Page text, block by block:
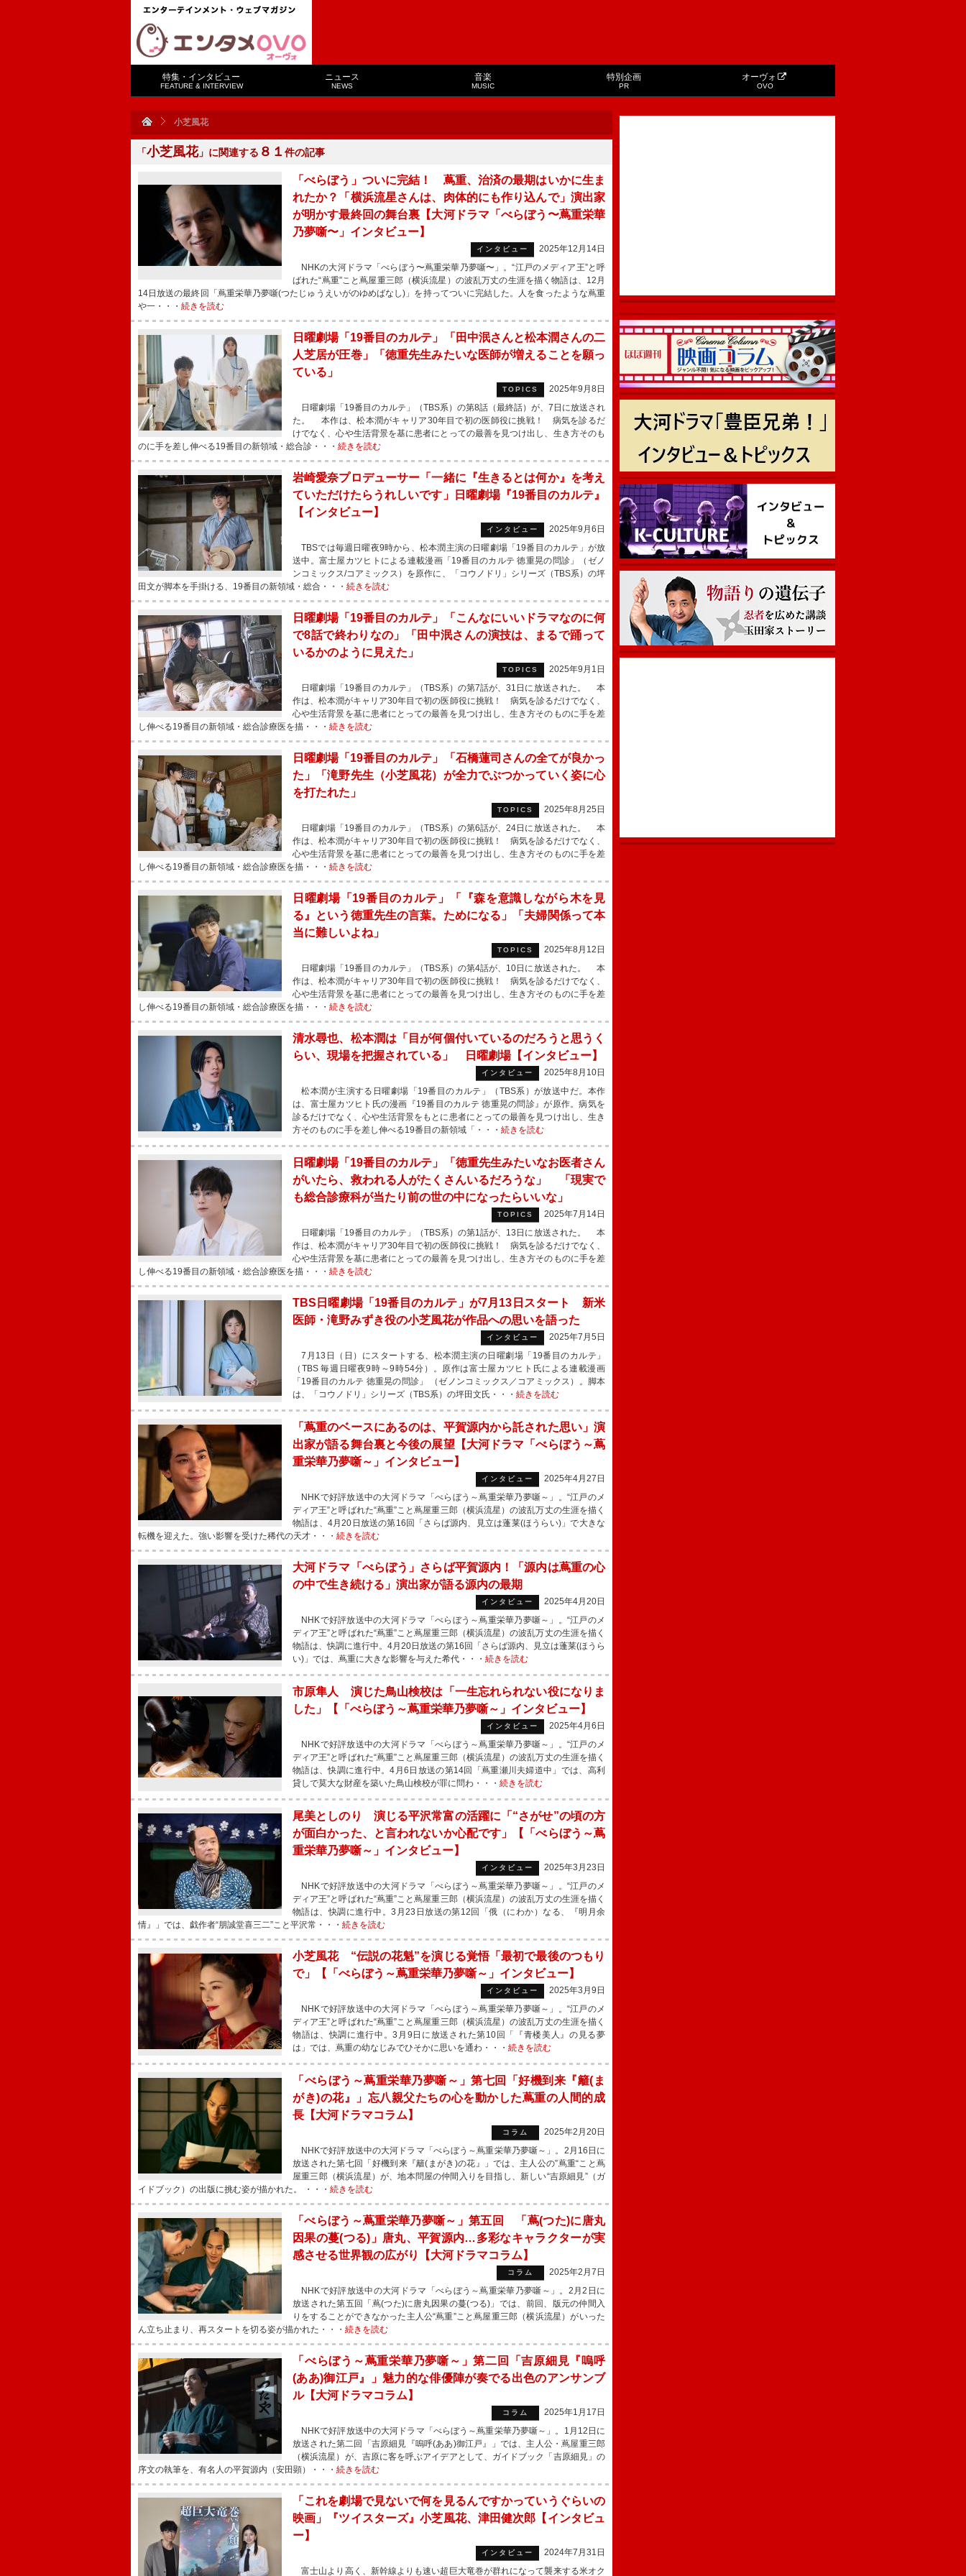
特集・インタビュー
FEATURE & INTERVIEW
ニュース
NEWS
音楽
MUSIC
特別企画
PR
オーヴォ
OVO
小芝風花
「小芝風花」に関連する ８１ 件の記事
「べらぼう」ついに完結！ 蔦重、治済の最期はいかに生ま
れたか？「横浜流星さんは、肉体的にも作り込んで」演出家
が明かす最終回の舞台裏【大河ドラマ「べらぼう〜蔦重栄華
乃夢噺〜」インタビュー】
インタビュー
2025年12月14日
NHKの大河ドラマ「べらぼう〜蔦重栄華乃夢噺〜」。“江戸のメディア王”と呼
ばれた“蔦重”こと蔦屋重三郎（横浜流星）の波乱万丈の生涯を描く物語は、12月
14日放送の最終回「蔦重栄華乃夢噺(つたじゅうえいがのゆめばなし)」を持ってついに完結した。人を食ったような蔦重
や一・・・ 続きを読む
日曜劇場「19番目のカルテ」「田中泯さんと松本潤さんの二
人芝居が圧巻」「徳重先生みたいな医師が増えることを願っ
ている」
TOPICS
2025年9月8日
日曜劇場「19番目のカルテ」（TBS系）の第8話（最終話）が、7日に放送され
た。 本作は、松本潤がキャリア30年目で初の医師役に挑戦！ 病気を診るだ
けでなく、心や生活背景を基に患者にとっての最善を見つけ出し、生き方そのも
のに手を差し伸べる19番目の新領域・総合診・・・ 続きを読む
岩崎愛奈プロデューサー「一緒に『生きるとは何か』を考え
ていただけたらうれしいです」日曜劇場『19番目のカルテ』
【インタビュー】
インタビュー
2025年9月6日
TBSでは毎週日曜夜9時から、松本潤主演の日曜劇場「19番目のカルテ」が放
送中。富士屋カツヒトによる連載漫画「19番目のカルテ 徳重晃の問診」（ゼノ
ンコミックス/コアミックス）を原作に、「コウノドリ」シリーズ（TBS系）の坪
田文が脚本を手掛ける、19番目の新領域・総合・・・ 続きを読む
日曜劇場「19番目のカルテ」「こんなにいいドラマなのに何
で8話で終わりなの」「田中泯さんの演技は、まるで踊って
いるかのように見えた」
TOPICS
2025年9月1日
日曜劇場「19番目のカルテ」（TBS系）の第7話が、31日に放送された。 本
作は、松本潤がキャリア30年目で初の医師役に挑戦！ 病気を診るだけでなく、
心や生活背景を基に患者にとっての最善を見つけ出し、生き方そのものに手を差
し伸べる19番目の新領域・総合診療医を描・・・ 続きを読む
日曜劇場「19番目のカルテ」「石橋蓮司さんの全てが良かっ
た」「滝野先生（小芝風花）が全力でぶつかっていく姿に心
を打たれた」
TOPICS
2025年8月25日
日曜劇場「19番目のカルテ」（TBS系）の第6話が、24日に放送された。 本
作は、松本潤がキャリア30年目で初の医師役に挑戦！ 病気を診るだけでなく、
心や生活背景を基に患者にとっての最善を見つけ出し、生き方そのものに手を差
し伸べる19番目の新領域・総合診療医を描・・・ 続きを読む
日曜劇場「19番目のカルテ」「『森を意識しながら木を見
る』という徳重先生の言葉。ためになる」「夫婦関係って本
当に難しいよね」
TOPICS
2025年8月12日
日曜劇場「19番目のカルテ」（TBS系）の第4話が、10日に放送された。 本
作は、松本潤がキャリア30年目で初の医師役に挑戦！ 病気を診るだけでなく、
心や生活背景を基に患者にとっての最善を見つけ出し、生き方そのものに手を差
し伸べる19番目の新領域・総合診療医を描・・・ 続きを読む
清水尋也、松本潤は「目が何個付いているのだろうと思うく
らい、現場を把握されている」 日曜劇場【インタビュー】
インタビュー
2025年8月10日
松本潤が主演する日曜劇場「19番目のカルテ」（TBS系）が放送中だ。本作
は、富士屋カツヒト氏の漫画『19番目のカルテ 徳重晃の問診』が原作。病気を
診るだけでなく、心や生活背景をもとに患者にとっての最善を見つけ出し、生き
方そのものに手を差し伸べる19番目の新領域「・・・ 続きを読む
日曜劇場「19番目のカルテ」「徳重先生みたいなお医者さん
がいたら、救われる人がたくさんいるだろうな」 「現実で
も総合診療科が当たり前の世の中になったらいいな」
TOPICS
2025年7月14日
日曜劇場「19番目のカルテ」（TBS系）の第1話が、13日に放送された。 本
作は、松本潤がキャリア30年目で初の医師役に挑戦！ 病気を診るだけでなく、
心や生活背景を基に患者にとっての最善を見つけ出し、生き方そのものに手を差
し伸べる19番目の新領域・総合診療医を描・・・ 続きを読む
TBS日曜劇場「19番目のカルテ」が7月13日スタート 新米
医師・滝野みずき役の小芝風花が作品への思いを語った
インタビュー
2025年7月5日
7月13日（日）にスタートする、松本潤主演の日曜劇場「19番目のカルテ」
（TBS 毎週日曜夜9時～9時54分）。原作は富士屋カツヒト氏による連載漫画
「19番目のカルテ 徳重晃の問診」 （ゼノンコミックス／コアミックス）。脚本
は、「コウノドリ」シリーズ（TBS系）の坪田文氏・・・ 続きを読む
「蔦重のベースにあるのは、平賀源内から託された思い」演
出家が語る舞台裏と今後の展望【大河ドラマ「べらぼう～蔦
重栄華乃夢噺～」インタビュー】
インタビュー
2025年4月27日
NHKで好評放送中の大河ドラマ「べらぼう～蔦重栄華乃夢噺～」。“江戸のメ
ディア王”と呼ばれた“蔦重”こと蔦屋重三郎（横浜流星）の波乱万丈の生涯を描く
物語は、4月20日放送の第16回「さらば源内、見立は蓬莱(ほうらい)」で大きな
転機を迎えた。強い影響を受けた稀代の天才・・・ 続きを読む
大河ドラマ「べらぼう」さらば平賀源内！「源内は蔦重の心
の中で生き続ける」演出家が語る源内の最期
インタビュー
2025年4月20日
NHKで好評放送中の大河ドラマ「べらぼう～蔦重栄華乃夢噺～」。“江戸のメ
ディア王”と呼ばれた“蔦重”こと蔦屋重三郎（横浜流星）の波乱万丈の生涯を描く
物語は、快調に進行中。4月20日放送の第16回「さらば源内、見立は蓬莱(ほうら
い)」では、蔦重に大きな影響を与えた希代・・・ 続きを読む
市原隼人 演じた鳥山検校は「一生忘れられない役になりま
した」【「べらぼう～蔦重栄華乃夢噺～」インタビュー】
インタビュー
2025年4月6日
NHKで好評放送中の大河ドラマ「べらぼう～蔦重栄華乃夢噺～」。“江戸のメ
ディア王”と呼ばれた“蔦重”こと蔦屋重三郎（横浜流星）の波乱万丈の生涯を描く
物語は、快調に進行中。4月6日放送の第14回「蔦重瀬川夫婦道中」では、高利
貸しで莫大な財産を築いた鳥山検校が罪に問わ・・・ 続きを読む
尾美としのり 演じる平沢常富の活躍に「“さがせ”の頃の方
が面白かった、と言われないか心配です」【「べらぼう～蔦
重栄華乃夢噺～」インタビュー】
インタビュー
2025年3月23日
NHKで好評放送中の大河ドラマ「べらぼう～蔦重栄華乃夢噺～」。“江戸のメ
ディア王”と呼ばれた“蔦重”こと蔦屋重三郎（横浜流星）の波乱万丈の生涯を描く
物語は、快調に進行中。3月23日放送の第12回「俄（にわか）なる、『明月余
情』」では、戯作者“朋誠堂喜三二”こと平沢常・・・ 続きを読む
小芝風花 “伝説の花魁”を演じる覚悟「最初で最後のつもり
で」【「べらぼう～蔦重栄華乃夢噺～」インタビュー】
インタビュー
2025年3月9日
NHKで好評放送中の大河ドラマ「べらぼう～蔦重栄華乃夢噺～」。“江戸のメ
ディア王”と呼ばれた“蔦重”こと蔦屋重三郎（横浜流星）の波乱万丈の生涯を描く
物語は、快調に進行中。3月9日に放送された第10回「『青楼美人』の見る夢
は」では、蔦重の幼なじみでひそかに思いを通わ・・・ 続きを読む
「べらぼう～蔦重栄華乃夢噺～」第七回「好機到来『籬(ま
がき)の花』」忘八親父たちの心を動かした蔦重の人間的成
長【大河ドラマコラム】
コラム
2025年2月20日
NHKで好評放送中の大河ドラマ「べらぼう～蔦重栄華乃夢噺～」。2月16日に
放送された第七回「好機到来『籬(まがき)の花』」では、主人公の”蔦重“こと蔦
屋重三郎（横浜流星）が、地本問屋の仲間入りを目指し、新しい“吉原細見”（ガ
イドブック）の出版に挑む姿が描かれた。 ・・・ 続きを読む
「べらぼう～蔦重栄華乃夢噺～」第五回 「蔦(つた)に唐丸
因果の蔓(つる)」唐丸、平賀源内…多彩なキャラクターが実
感させる世界観の広がり【大河ドラマコラム】
コラム
2025年2月7日
NHKで好評放送中の大河ドラマ「べらぼう～蔦重栄華乃夢噺～」。2月2日に
放送された第五回「蔦(つた)に唐丸因果の蔓(つる)」では、前回、版元の仲間入
りをすることができなかった主人公“蔦重”こと蔦屋重三郎（横浜流星）がいった
ん立ち止まり、再スタートを切る姿が描かれた・・・ 続きを読む
「べらぼう～蔦重栄華乃夢噺～」第二回「吉原細見『嗚呼
(ああ)御江戸』」魅力的な俳優陣が奏でる出色のアンサンブ
ル【大河ドラマコラム】
コラム
2025年1月17日
NHKで好評放送中の大河ドラマ「べらぼう～蔦重栄華乃夢噺～」。1月12日に
放送された第二回「吉原細見『嗚呼(ああ)御江戸』」では、主人公・蔦屋重三郎
（横浜流星）が、吉原に客を呼ぶアイデアとして、ガイドブック「吉原細見」の
序文の執筆を、有名人の平賀源内（安田顕）・・・ 続きを読む
「これを劇場で見ないで何を見るんですかっていうぐらいの
映画」『ツイスターズ』小芝風花、津田健次郎【インタビュ
ー】
インタビュー
2024年7月31日
富士山より高く、新幹線よりも速い超巨大竜巻が群れになって襲来する米オク